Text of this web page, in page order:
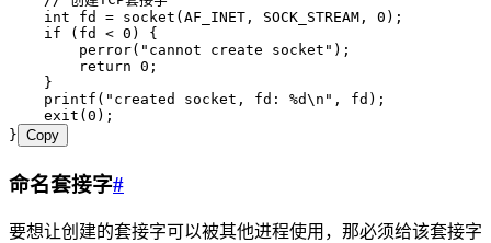
    int
fd = socket (AF_INET , SOCK_STREAM , 0 ) ;
    if
(fd < 0 ) {
        perror
( " cannot create socket " ) ;
        return
0 ;
    }
    printf
( " created socket, fd: %d\n " , fd) ;
    exit
( 0 ) ;
} Copy
命名套接字#
要想让创建的套接字可以被其他进程使用，那必须给该套接字